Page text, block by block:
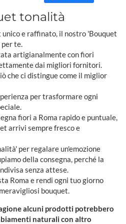
tonalità
unico e raffinato, il nostro 'Bouquet
te.
artigianalmente con fiori
dai migliori fornitori.
che ci distingue come il miglior
per trasformare ogni
fiori a Roma rapido e puntuale,
arrivi sempre fresco e
per regalare un'emozione
della consegna, perché la
senza attese.
Roma e rendi ogni tuo giorno
bouquet.
alcuni prodotti potrebbero
naturali con altro